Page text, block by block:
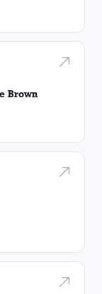
Brown